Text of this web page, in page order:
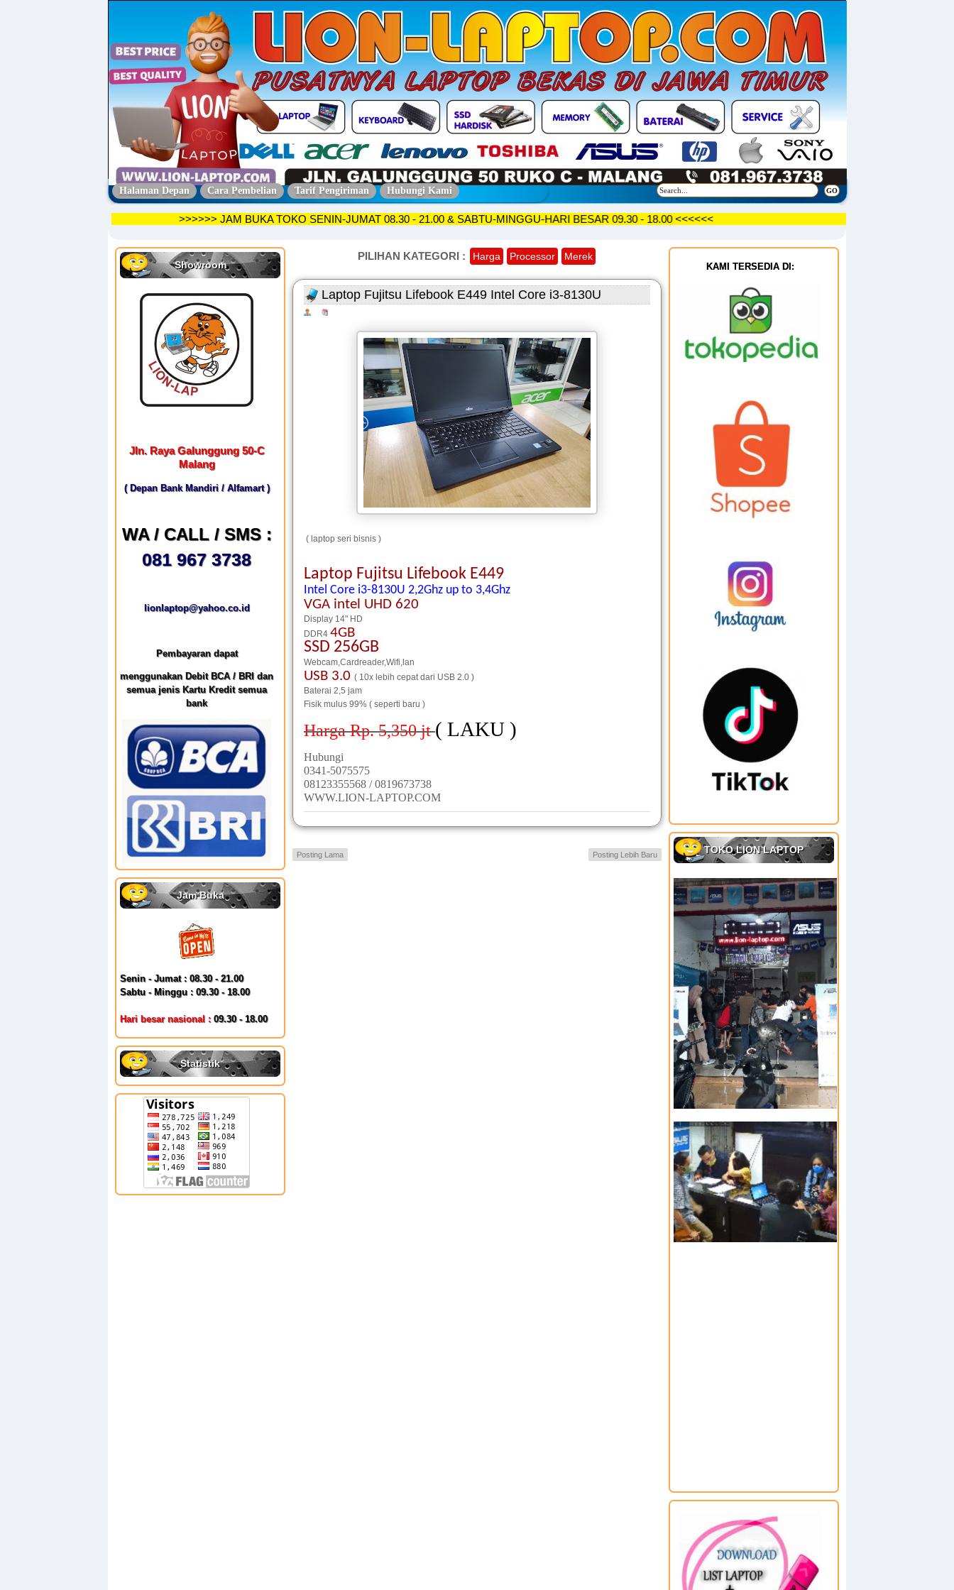
Halaman Depan Cara Pembelian Tarif Pengiriman Hubungi Kami
>>>>>> JAM BUKA TOKO SENIN-JUMAT 08.30 - 21.00 & SABTU-MINGGU-HARI BESAR 09.30 - 18.00 <<<<<<
Showroom
Jln. Raya Galunggung 50-C
Malang
( Depan Bank Mandiri / Alfamart )
WA / CALL / SMS :
081 967 3738
lionlaptop@yahoo.co.id
Pembayaran dapat
menggunakan Debit BCA / BRI dan
semua jenis Kartu Kredit semua
bank
Jam Buka
Senin - Jumat : 08.30 - 21.00
Sabtu - Minggu : 09.30 - 18.00
Hari besar nasional : 09.30 - 18.00
Statistik
PILIHAN KATEGORI : Harga Processor Merek
Laptop Fujitsu Lifebook E449 Intel Core i3-8130U
( laptop seri bisnis )
Laptop Fujitsu Lifebook E449
Intel Core i3-8130U 2,2Ghz up to 3,4Ghz
VGA intel UHD 620
Display 14" HD
DDR4 4GB
SSD 256GB
Webcam,Cardreader,Wifi,lan
USB 3.0 ( 10x lebih cepat dari USB 2.0 )
Baterai 2,5 jam
Fisik mulus 99% ( seperti baru )
Harga Rp. 5,350jt ( LAKU )
Hubungi
0341-5075575
08123355568 / 0819673738
WWW.LION-LAPTOP.COM
Posting Lebih Baru
Posting Lama
KAMI TERSEDIA DI:
TOKO LION LAPTOP